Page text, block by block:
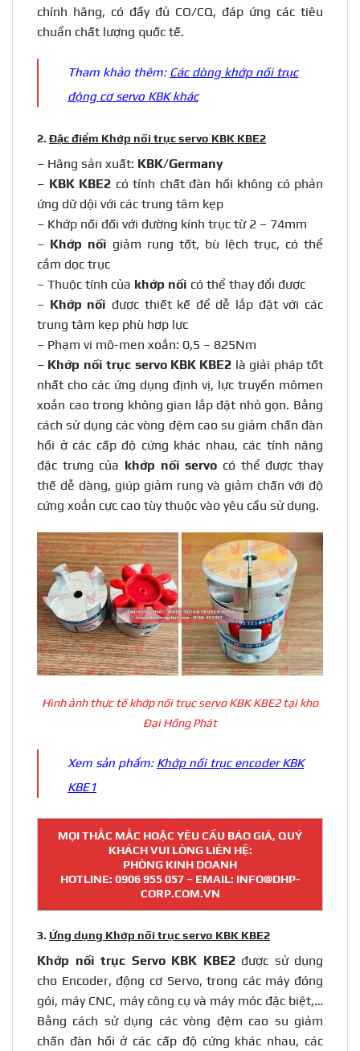
chính hãng, có đầy đủ CO/CQ, đáp ứng các tiêu
chuẩn chất lượng quốc tế.
Tham khảo thêm: Các dòng khớp nối trục
động cơ servo KBK khác
2. Đặc điểm Khớp nối trục servo KBK KBE2
– Hãng sản xuất: KBK/Germany
– KBK KBE2 có tính chất đàn hồi không có phản
ứng dữ dội với các trung tâm kẹp
– Khớp nối đối với đường kính trục từ 2 – 74mm
– Khớp nối giảm rung tốt, bù lệch trục, có thể
cắm dọc trục
– Thuộc tính của khớp nối có thể thay đổi được
– Khớp nối được thiết kế để dễ lắp đặt với các
trung tâm kẹp phù hợp lực
– Phạm vi mô-men xoắn: 0,5 – 825Nm
– Khớp nối trục servo KBK KBE2 là giải pháp tốt
nhất cho các ứng dụng định vị, lực truyền mômen
xoắn cao trong không gian lắp đặt nhỏ gọn. Bằng
cách sử dụng các vòng đệm cao su giảm chấn đàn
hồi ở các cấp độ cứng khác nhau, các tính năng
đặc trưng của khớp nối servo có thể được thay
thế dễ dàng, giúp giảm rung và giảm chấn với độ
cứng xoắn cực cao tùy thuộc vào yêu cầu sử dụng.
Hình ảnh thực tế khớp nối trục servo KBK KBE2 tại kho
Đại Hồng Phát
Xem sản phẩm: Khớp nối trục encoder KBK
KBE1
MỌI THẮC MẮC HOẶC YÊU CẦU BÁO GIÁ, QUÝ
KHÁCH VUI LÒNG LIÊN HỆ:
PHÒNG KINH DOANH
HOTLINE: 0906 955 057– EMAIL: INFO@DHP-
CORP.COM.VN
3. Ứng dụng Khớp nối trục servo KBK KBE2
Khớp nối trục Servo KBK KBE2 được sử dụng
cho Encoder, động cơ Servo, trong các máy đóng
gói, máy CNC, máy công cụ và máy móc đặc biệt,…
Bằng cách sử dụng các vòng đệm cao su giảm
chấn đàn hồi ở các cấp độ cứng khác nhau, các